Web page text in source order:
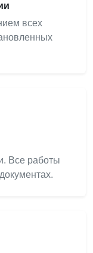
всех
Все работы